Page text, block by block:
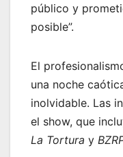
público y
posible”.
El
una noche
inolvidable. Las
el show, que
La Tortura y